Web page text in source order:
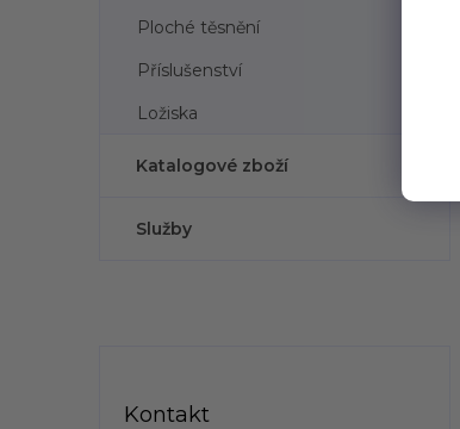
Ploché těsnění
Příslušenství
Ložiska
Katalogové zboží
Služby
Kontakt